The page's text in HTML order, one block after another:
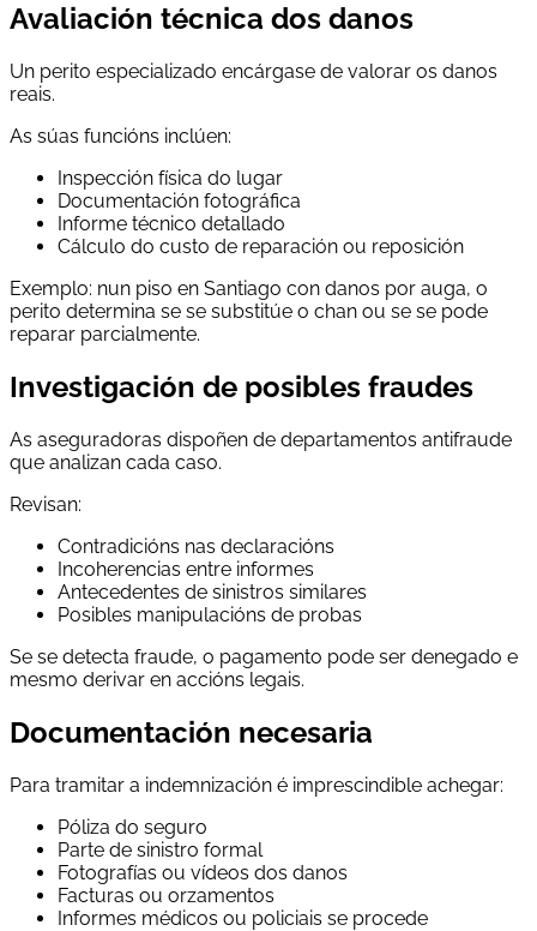
Avaliación técnica dos danos
Un perito especializado encárgase de valorar os danos
reais.
As súas funcións inclúen:
Inspección física do lugar
Documentación fotográfica
Informe técnico detallado
Cálculo do custo de reparación ou reposición
Exemplo: nun piso en Santiago con danos por auga, o
perito determina se se substitúe o chan ou se se pode
reparar parcialmente.
Investigación de posibles fraudes
As aseguradoras dispoñen de departamentos antifraude
que analizan cada caso.
Revisan:
Contradicións nas declaracións
Incoherencias entre informes
Antecedentes de sinistros similares
Posibles manipulacións de probas
Se se detecta fraude, o pagamento pode ser denegado e
mesmo derivar en accións legais.
Documentación necesaria
Para tramitar a indemnización é imprescindible achegar:
Póliza do seguro
Parte de sinistro formal
Fotografías ou vídeos dos danos
Facturas ou orzamentos
Informes médicos ou policiais se procede